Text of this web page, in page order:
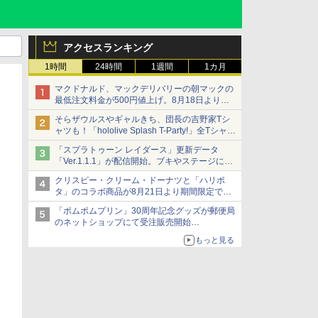
アクセスランキング
1時間 24時間 1週間 1カ月
マクドナルド、マックデリバリーの朝マックの
最低注文料金が500円値上げ。8月18日より
1,500円から受付
そらザウルスやギャルきち、団長の吉野家Tシ
ャツも！「hololive Splash T-Party!」全Tシャツ
ラインナップ公開＆オンライン販売開始
「スプラトゥーン レイダース」更新データ
「Ver.1.1.1」が配信開始。ブキやステージに関
する不具合を修正
クリスピー・クリーム・ドーナツと「ハリポ
タ」のコラボ商品が8月21日より期間限定で発
売
組分け帽子ドーナツなど見た目も楽しい商品が
登場
「ポムポムプリン」30周年記念グッズが郵便局
のネットショップにて受注販売開始
「おもちもちもちクッション」など今年だけの
もっと見る